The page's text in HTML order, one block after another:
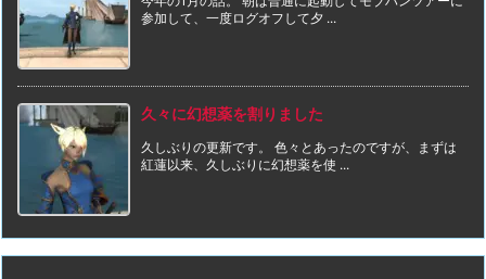
参加して、一度ログオフして夕 ...
久々に幻想薬を割りました
久しぶりの更新です。 色々とあったのですが、まずは
紅蓮以来、久しぶりに幻想薬を使 ...